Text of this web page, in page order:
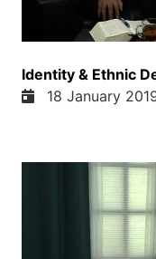
دارید، دوست
اگر دوست دارید،
Identity & Ethnic
18 January